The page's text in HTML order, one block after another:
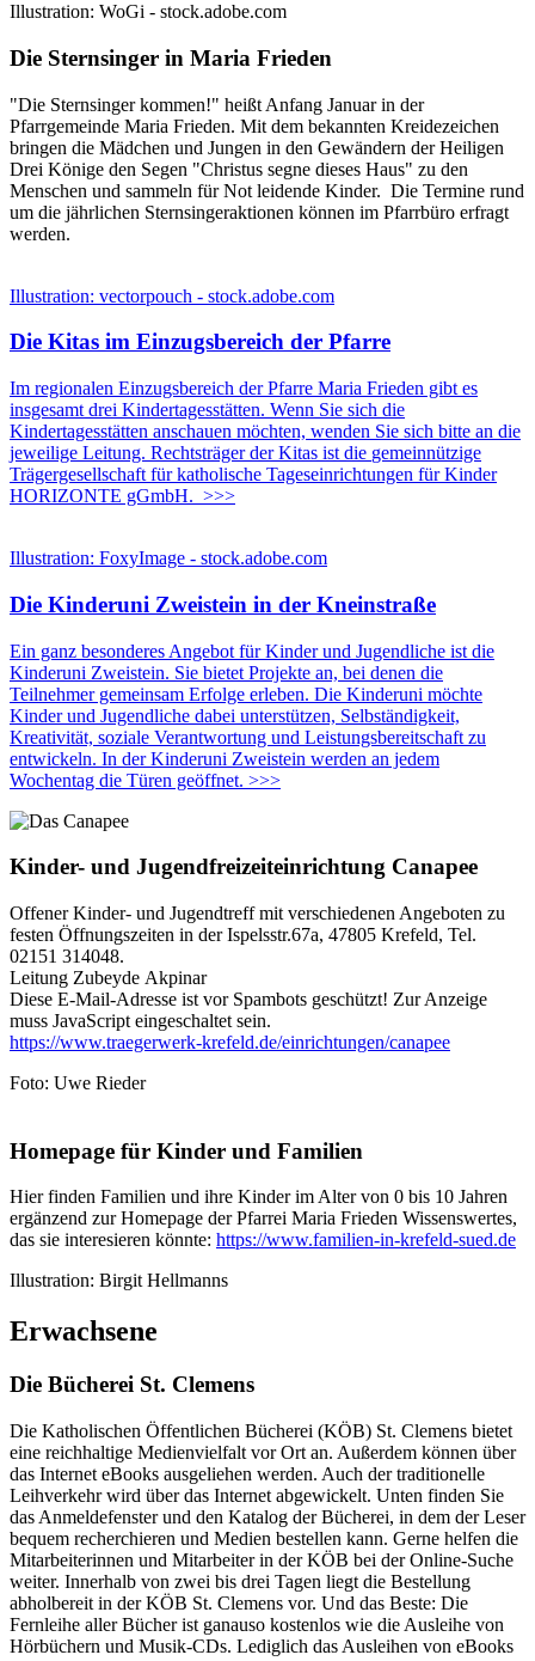
Illustration: WoGi - stock.adobe.com
Die Sternsinger in Maria Frieden
"Die Sternsinger kommen!" heißt Anfang Januar in der
Pfarrgemeinde Maria Frieden. Mit dem bekannten Kreidezeichen
bringen die Mädchen und Jungen in den Gewändern der Heiligen
Drei Könige den Segen "Christus segne dieses Haus" zu den
Menschen und sammeln für Not leidende Kinder. Die Termine rund
um die jährlichen Sternsingeraktionen können im Pfarrbüro erfragt
werden.
Illustration: vectorpouch - stock.adobe.com
Die Kitas im Einzugsbereich der Pfarre
Im regionalen Einzugsbereich der Pfarre Maria Frieden gibt es
insgesamt drei Kinder­tages­stätten. Wenn Sie sich die
Kindertagesstätten anschauen möchten, wenden Sie sich bitte an die
jeweilige Leitung. Rechtsträger der Kitas ist die gemeinnützige
Trägergesellschaft für katholische Tageseinrichtungen für Kinder
HORIZONTE gGmbH. >>>
Illustration: FoxyImage - stock.adobe.com
Die Kinderuni Zweistein in der Kneinstraße
Ein ganz besonderes Angebot für Kinder und Jugendliche ist die
Kinderuni Zweistein. Sie bietet Projekte an, bei denen die
Teilnehmer gemeinsam Erfolge erleben. Die Kinderuni möchte
Kinder und Jugendliche dabei unterstützen, Selbständigkeit,
Kreativität, soziale Verant­wortung und Leistungs­bereit­schaft zu
entwickeln. In der Kinderuni Zweistein werden an jedem
Wochentag die Türen geöffnet. >>>
Kinder- und Jugend­frei­zeit­ein­rich­tung Canapee
Offener Kinder- und Jugendtreff mit ver­schieden­en Angeboten zu
festen Öffnungs­zeiten in der Ispelsstr.67a, 47805 Krefeld, Tel.
02151 314048.
Leitung Zubeyde Akpinar
Diese E-Mail-Adresse ist vor Spambots geschützt! Zur Anzeige
muss JavaScript eingeschaltet sein.
https://www.traegerwerk-krefeld.de/einrichtungen/canapee
Foto: Uwe Rieder
Homepage für Kinder und Familien
Hier finden Familien und ihre Kinder im Alter von 0 bis 10 Jahren
ergänzend zur Homepage der Pfarrei Maria Frieden Wissenswertes,
das sie interesieren könnte: https://www.familien-in-krefeld-sued.de
Illustration: Birgit Hellmanns
Erwachsene
Die Bücherei St. Clemens
Die Katholischen Öffentlichen Bücherei (KÖB) St. Clemens bietet
eine reichhaltige Medienvielfalt vor Ort an. Außerdem können über
das Internet eBooks ausgeliehen werden. Auch der traditionelle
Leihverkehr wird über das Internet abgewickelt. Unten finden Sie
das Anmeldefenster und den Katalog der Bücherei, in dem der Leser
bequem recherchieren und Medien bestellen kann. Gerne helfen die
Mitarbeiterinnen und Mitarbeiter in der KÖB bei der Online-Suche
weiter. Innerhalb von zwei bis drei Tagen liegt die Bestellung
abholbereit in der KÖB St. Clemens vor. Und das Beste: Die
Fernleihe aller Bücher ist ganauso kostenlos wie die Ausleihe von
Hörbüchern und Musik-CDs. Lediglich das Ausleihen von eBooks